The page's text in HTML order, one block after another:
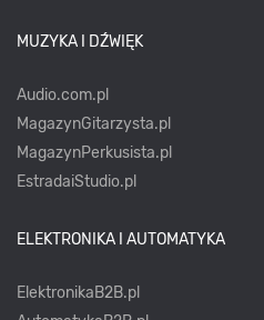
MUZYKA I DŹWIĘK
Audio.com.pl
MagazynGitarzysta.pl
MagazynPerkusista.pl
EstradaiStudio.pl
ELEKTRONIKA I AUTOMATYKA
ElektronikaB2B.pl